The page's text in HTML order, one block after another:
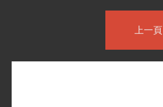
上一頁